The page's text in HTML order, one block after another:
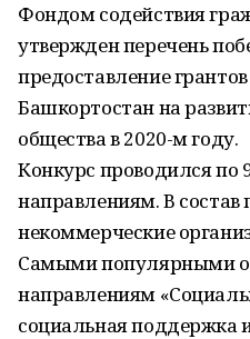
Фондом содействия
утвержден перечень
предоставление
Башкортостан на
общества в 2020-м году.
Конкурс проводился по
направлениям. В
некоммерческие
Самыми популярными
направлениям
социальная поддержка